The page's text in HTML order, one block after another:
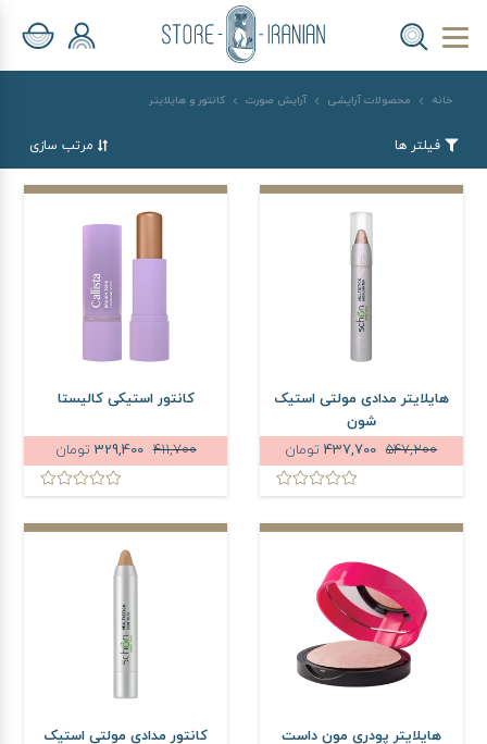
خانه محصولات آرایشی آرایش صورت کانتور و هایلایتر
فیلتر ها مرتب سازی
هایلایتر مدادی مولتی استیک
شون
547,200
تومان
کانتور استیکی کالیستا
411,700
329,400 تومان
هایلایتر پودری مون داست
کانتور مدادی مولتی استیک